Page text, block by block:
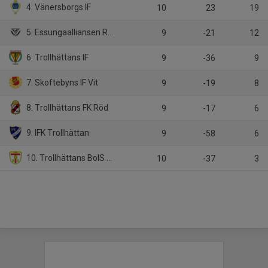
4. Vänersborgs IF 10 23 19
5. Essungaalliansen Rosa 9 -21 12
6. Trollhättans IF 9 -36 9
7. Skoftebyns IF Vit 9 -19 8
8. Trollhättans FK Röd 9 -17 6
9. IFK Trollhättan 9 -58 6
10. Trollhättans BoIS Röd 10 -37 3